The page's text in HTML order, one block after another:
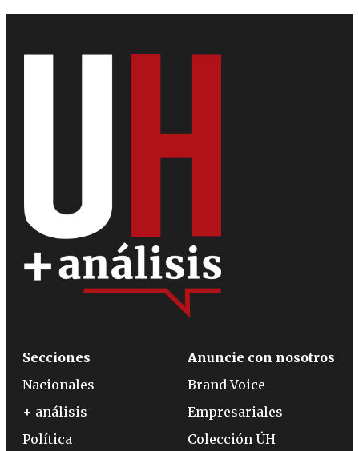
Secciones
Nacionales
+ análisis
Política
Anuncie con nosotros
Brand Voice
Empresariales
Colección ÚH